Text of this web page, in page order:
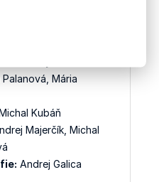
Michal Lošonský,
Mária
Kubáň
Majerčík, Michal
Andrej Galica